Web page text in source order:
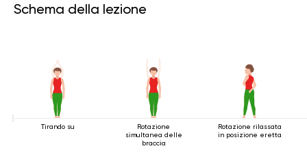
Schema della lezione
Tirando su
Rotazione
simultanea delle
braccia
Rotazione rilassata
in posizione eretta